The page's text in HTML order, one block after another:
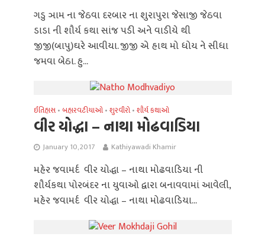
ગડુ ઞામ ના જેઠવા દરબાર ના શુરાપુરા જેસાજી જેઠવા
ડાડા ની શૌર્ય કથા સાંજ પડી અને વાડીયે થી
જીજી(બાપુ)ઘરે આવીયા. જીજી એ હાથ મો ધોય ને સીધા
જમવા બેઠા. હુ...
ઈતિહાસ • બહારવટીયાઓ • શુરવીરો • શૌર્ય કથાઓ
વીર યોદ્ધા – નાથા મોઢવાડિયા
January 10, 2017 Kathiyawadi Khamir
મહેર જવામર્દ વીર યોદ્ધા – નાથા મોઢવાડિયા ની
શૌર્યકથા પોરબંદર ના યુવાઓ દ્વારા બનાવવામાં આવેલી,
મહેર જવામર્દ વીર યોદ્ધા – નાથા મોઢવાડિયા...